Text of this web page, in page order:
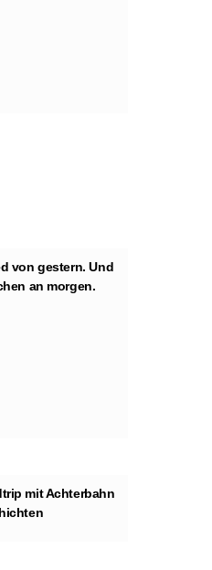
von gestern. Und
an morgen.
mit Achterbahn